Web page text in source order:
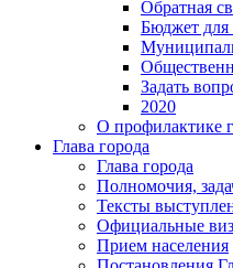
Обратная
Бюджет
Задать
2020
О профилактике
Глава города
Глава города
Полномочия,
Тексты
Официальные
Прием населения